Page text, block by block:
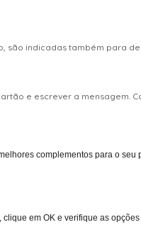
indicadas também para
e escrever a mensagem.
complementos para o
em OK e verifique as